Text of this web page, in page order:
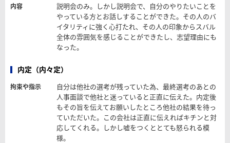
内容
説明会のみ。しかし説明会で、自分のやりたいことを
やっている方とお話しすることができた。その人のバ
イタリティに強く心打たれ、その人の印象からスバル
全体の雰囲気を感じることができたし、志望理由にも
なった。
内定（内々定）
拘束や指示
自分は他社の選考が残っていた為、最終選考のあとの
人事面談で他社と迷っていると正直に伝えた。内定後
もその旨を伝えてお願いしたところ他社の結果を待っ
ていただいた。この会社は正直に伝えればキチンと対
応してくれる。しかし嘘をつくととても怒られる模
様。